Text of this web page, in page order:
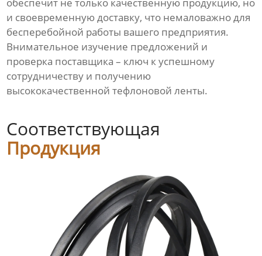
обеспечит не только качественную продукцию, но
и своевременную доставку, что немаловажно для
бесперебойной работы вашего предприятия.
Внимательное изучение предложений и
проверка поставщика – ключ к успешному
сотрудничеству и получению
высококачественной тефлоновой ленты.
Соответствующая
Продукция